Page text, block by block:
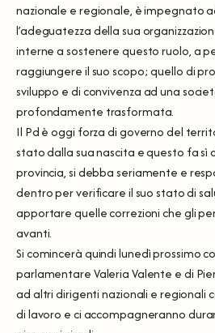
nazionale e regionale, è impegnato
l’adeguatezza della sua
interne a sostenere questo ruolo, a
raggiungere il suo scopo; quello di
sviluppo e di convivenza ad una
profondamente trasformata.
Il Pd è oggi forza di governo del
stato dalla sua nascita e questo fa sì
provincia, si debba seriamente e
dentro per verificare il suo stato di
apportare quelle correzioni che gli
avanti.
Si comincerà quindi lunedì prossimo
parlamentare Valeria Valente e di
ad altri dirigenti nazionali e regionali
di lavoro e ci accompagneranno